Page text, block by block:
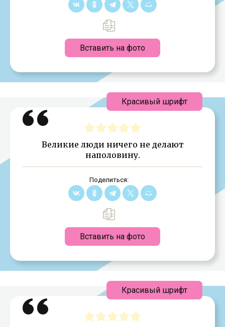
Вставить на фото
Великие люди ничего не делают
наполовину.
Поделиться:
Вставить на фото
Красивый шрифт
Красивый шрифт